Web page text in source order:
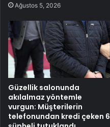
Ağustos 5, 2026
Güzellik salonunda
akılalmaz yöntemle
vurgun: Müşterilerin
telefonundan kredi çeken 6